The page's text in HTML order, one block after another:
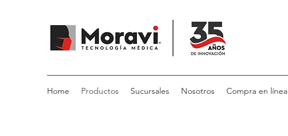
Home Productos Sucursales Nosotros Compra en línea